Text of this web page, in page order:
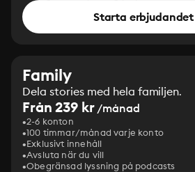
Starta erbjudandet
Family
Dela stories med hela familjen.
Från 239 kr/månad
2-6 konton
100 timmar/månad varje konto
Exklusivt innehåll
Avsluta när du vill
Obegränsad lyssning på podcasts